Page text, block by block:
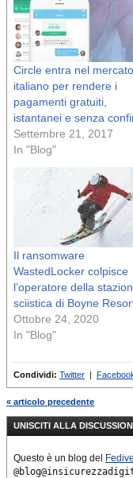
Circle entra nel mercato
italiano per rendere i
pagamenti gratuiti,
istantanei e senza
Settembre 21, 2017
In "Blog"
Il ransomware
WastedLocker colpisce
l’operatore della
sciistica di Boyne
Ottobre 24, 2020
In "Blog"
Condividi: Twitter |
« articolo precedente
UNISCITI ALLA
Questo è un blog del